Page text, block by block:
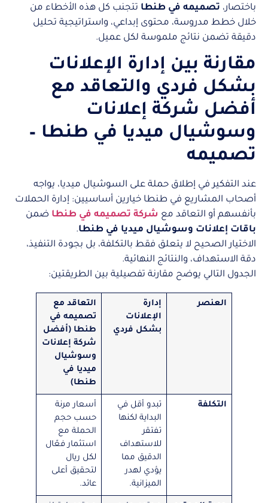
باختصار، تصميمه في طنطا تتجنب كل هذه الأخطاء من
خلال خطط مدروسة، محتوى إبداعي، واستراتيجية تحليل
دقيقة تضمن نتائج ملموسة لكل عميل.
مقارنة بين إدارة الإعلانات
بشكل فردي والتعاقد مع
أفضل شركة إعلانات
وسوشيال ميديا في طنطا –
تصميمه
عند التفكير في إطلاق حملة على السوشيال ميديا، يواجه
أصحاب المشاريع في طنطا خيارين أساسيين: إدارة الحملات
بأنفسهم أو التعاقد مع شركة تصميمه في طنطا ضمن
باقات إعلانات وسوشيال ميديا في طنطا.
الاختيار الصحيح لا يتعلق فقط بالتكلفة، بل بجودة التنفيذ،
دقة الاستهداف، والنتائج النهائية.
الجدول التالي يوضح مقارنة تفصيلية بين الطريقتين:
العنصر
إدارة
الإعلانات
بشكل فردي
التعاقد مع
تصميمه في
طنطا (أفضل
شركة إعلانات
وسوشيال
ميديا في
طنطا)
التكلفة
تبدو أقل في
البداية لكنها
تفتقر
للاستهداف
الدقيق مما
يؤدي لهدر
الميزانية.
أسعار مرنة
حسب حجم
الحملة مع
استثمار فعّال
لكل ريال
لتحقيق أعلى
عائد.